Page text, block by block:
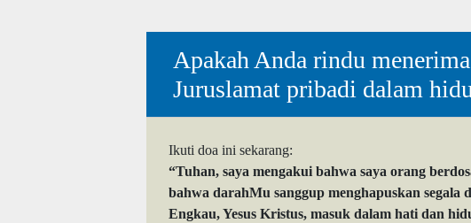
Apakah Anda rindu
Juruslamat pribadi dalam
Ikuti doa ini sekarang:
“Tuhan, saya mengakui bahwa saya orang
bahwa darahMu sanggup menghapuskan segala
Engkau, Yesus Kristus, masuk dalam hati dan